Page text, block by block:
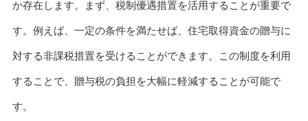
か存在します。まず、税制優遇措置を活用することが重要で
す。例えば、一定の条件を満たせば、住宅取得資金の贈与に
対する非課税措置を受けることができます。この制度を利用
することで、贈与税の負担を大幅に軽減することが可能で
す。